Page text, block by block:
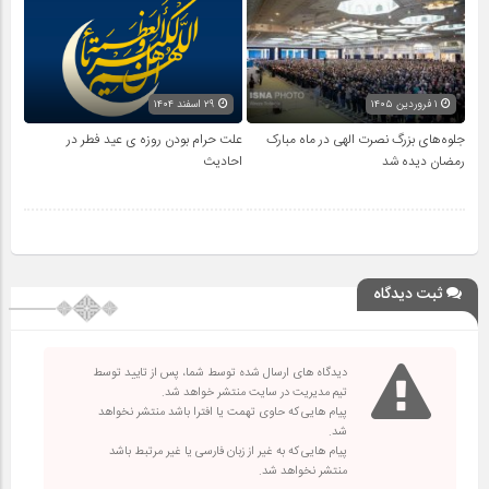
جلوه‌های بزرگ نصرت الهی در ماه مبارک
رمضان دیده شد
علت حرام بودن روزه ی عید فطر در
احادیث
ثبت دیدگاه
دیدگاه های ارسال شده توسط شما، پس از تایید توسط
تیم مدیریت در سایت منتشر خواهد شد.
پیام هایی که حاوی تهمت یا افترا باشد منتشر نخواهد
شد.
پیام هایی که به غیر از زبان فارسی یا غیر مرتبط باشد
منتشر نخواهد شد.